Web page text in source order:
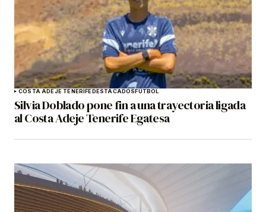
COSTA ADEJE TENERIFEDESTACADOSFÚTBOL
Silvia Doblado pone fin a una trayectoria ligada
al Costa Adeje Tenerife Egatesa